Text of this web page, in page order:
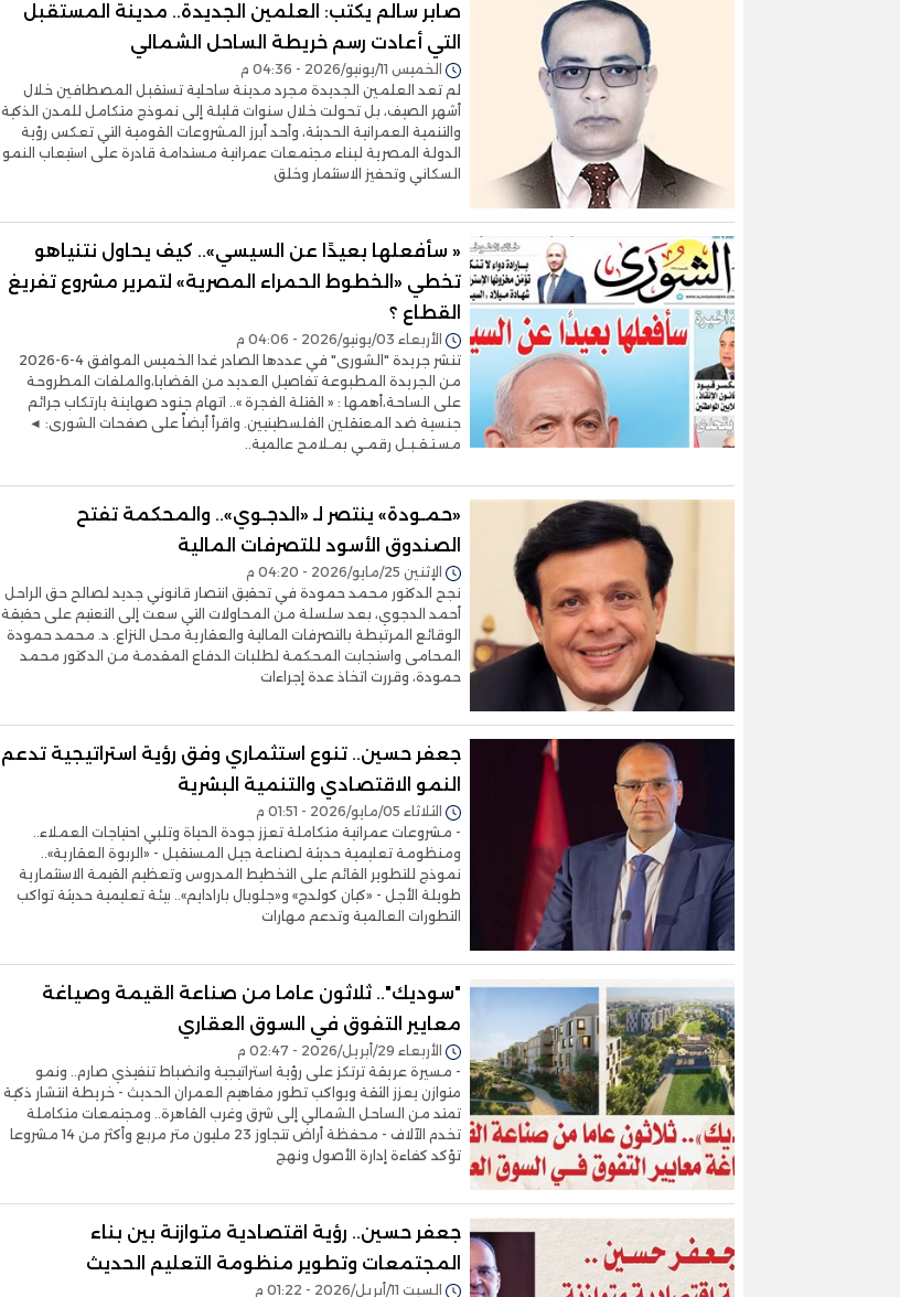
صابر سالم يكتب: العلمين الجديدة.. مدينة المستقبل
التي أعادت رسم خريطة الساحل الشمالي
الخميس 11/يونيو/2026 - 04:36 م
لم تعد العلمين الجديدة مجرد مدينة ساحلية تستقبل المصطافين خلال
أشهر الصيف، بل تحولت خلال سنوات قليلة إلى نموذج متكامل للمدن الذكية
والتنمية العمرانية الحديثة، وأحد أبرز المشروعات القومية التي تعكس رؤية
الدولة المصرية لبناء مجتمعات عمرانية مستدامة قادرة على استيعاب النمو
السكاني وتحفيز الاستثمار وخلق
« سأفعلها بعيدًا عن السيسي».. كيف يحاول نتنياهو
تخطي «الخطوط الحمراء المصرية» لتمرير مشروع تفريغ
القطاع ؟
الأربعاء 03/يونيو/2026 - 04:06 م
تنشر جريدة "الشورى" في عددها الصادر غدا الخميس الموافق 4-6-2026
من الجريدة المطبوعة تفاصيل العديد من القضايا،والملفات المطروحة
على الساحة،أهمها : « القتلة الفجرة ».. اتهام جنود صهاينة بارتكاب جرائم
جنسية ضد المعتقلين الفلسطينيين. واقرأ أيضاً على صفحات الشورى: ◄
مسـتـقـبـل رقمـي بمـلامح عالمية..
«حمـودة» ينتصر لـ «الدجـوي».. والمحكمة تفتح
الصندوق الأسود للتصرفات المالية
الإثنين 25/مايو/2026 - 04:20 م
نجح الدكتور محمد حمودة في تحقيق انتصار قانوني جديد لصالح حق الراحل
أحمد الدجوي، بعد سلسلة من المحاولات التي سعت إلى التعتيم على حقيقة
الوقائع المرتبطة بالتصرفات المالية والعقارية محل النزاع. د. محمد حمودة
المحامى واستجابت المحكمة لطلبات الدفاع المقدمة من الدكتور محمد
حمودة، وقررت اتخاذ عدة إجراءات
جعفر حسين.. تنوع استثماري وفق رؤية استراتيجية تدعم
النمو الاقتصادي والتنمية البشرية
الثلاثاء 05/مايو/2026 - 01:51 م
- مشروعات عمرانية متكاملة تعزز جودة الحياة وتلبي احتياجات العملاء..
ومنظومة تعليمية حديثة لصناعة جيل المستقبل - «الربوة العقارية»..
نموذج للتطوير القائم على التخطيط المدروس وتعظيم القيمة الاستثمارية
طويلة الأجل - «كيان كولدج» و«جلوبال بارادايم».. بيئة تعليمية حديثة تواكب
التطورات العالمية وتدعم مهارات
"سوديك".. ثلاثون عاما من صناعة القيمة وصياغة
معايير التفوق في السوق العقاري
الأربعاء 29/أبريل/2026 - 02:47 م
- مسيرة عريقة ترتكز على رؤية استراتيجية وانضباط تنفيذي صارم.. ونمو
متوازن يعزز الثقة ويواكب تطور مفاهيم العمران الحديث - خريطة انتشار ذكية
تمتد من الساحل الشمالي إلى شرق وغرب القاهرة.. ومجتمعات متكاملة
تخدم الآلاف - محفظة أراض تتجاوز 23 مليون متر مربع وأكثر من 14 مشروعا
تؤكد كفاءة إدارة الأصول ونهج
جعفر حسين.. رؤية اقتصادية متوازنة بين بناء
المجتمعات وتطوير منظومة التعليم الحديث
السبت 11/أبريل/2026 - 01:22 م